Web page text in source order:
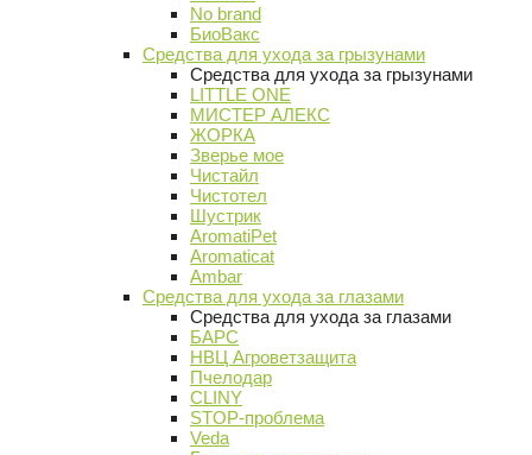
No brand
БиоВакс
Средства для ухода за грызунами
Средства для ухода за грызунами
LITTLE ONE
МИСТЕР АЛЕКС
ЖОРКА
Зверье мое
Чистайл
Чистотел
Шустрик
AromatiPet
Aromaticat
Ambar
Средства для ухода за глазами
Средства для ухода за глазами
БАРС
НВЦ Агроветзащита
Пчелодар
CLINY
STOP-проблема
Veda